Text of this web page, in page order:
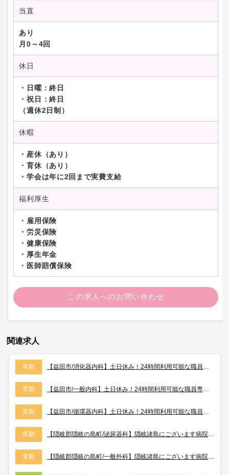
当直
あり
月0～4回
休日
・日曜：終日
・祝日：終日
（週休2日制）
休暇
・産休（あり）
・育休（あり）
・学会は年に2回まで実費支給
福利厚生
・雇用保険
・労災保険
・健康保険
・厚生年金
・医師賠償保険
この求人へのお問い合わせ
関連求人
常勤 【益田市/消化器内科】土日休み！24時間利用可能な職員専用保育所完備、 子育て中の医師も安心してご勤務いただけます☆
常勤 【益田市/一般内科】土日休み！24時間利用可能な職員専用保育所完備、 子育て中の医師も安心してご勤務いただけます☆
常勤 【益田市/循環器内科】土日休み！24時間利用可能な職員専用保育所完備、 子育て中の医師も安心してご勤務いただけます☆
常勤 【隠岐郡隠岐の島町/泌尿器科】隠岐諸島にございます病院です！「この島に住む、安心の医療」に努めております☆
常勤 【隠岐郡隠岐の島町/一般外科】隠岐諸島にございます病院です！「この島に住む、安心の医療」に努めております☆